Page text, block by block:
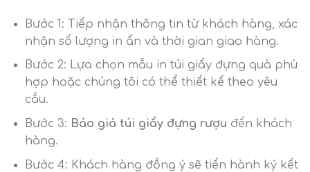
Bước 1: Tiếp nhận thông tin từ khách hàng, xác
nhận số lượng in ấn và thời gian giao hàng.
Bước 2: Lựa chọn mẫu in túi giấy đựng quà phù
hợp hoặc chúng tôi có thể thiết kế theo yêu
cầu.
Bước 3: Báo giá túi giấy đựng rượu đến khách
hàng.
Bước 4: Khách hàng đồng ý sẽ tiến hành ký kết